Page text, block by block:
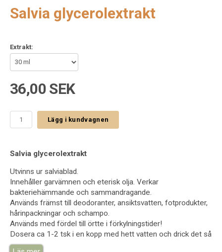
Salvia glycerolextrakt
Extrakt:
36,00 SEK
Lägg i kundvagnen
Salvia glycerolextrakt
Utvinns ur salviablad.
Innehåller garvämnen och eterisk olja. Verkar
bakteriehämmande och sammandragande.
Används främst till deodoranter, ansiktsvatten, fotprodukter,
hårinpackningar och schampo.
Används med fördel till örtte i förkylningstider!
Dosera ca 1-2 tsk i en kopp med hett vatten och drick det så
varmt som möjligt!